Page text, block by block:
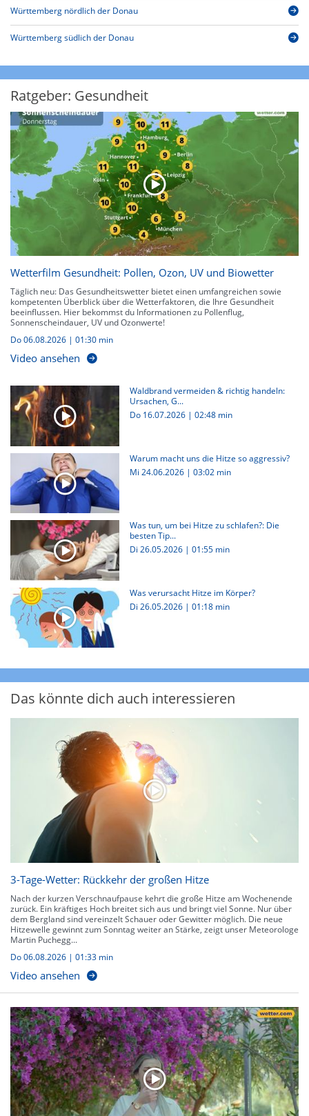
Württemberg nördlich der Donau
Württemberg südlich der Donau
Ratgeber: Gesundheit
Wetterfilm Gesundheit: Pollen, Ozon, UV und Biowetter
Täglich neu: Das Gesundheitswetter bietet einen umfangreichen sowie
kompetenten Überblick über die Wetterfaktoren, die Ihre Gesundheit
beeinflussen. Hier bekommst du Informationen zu Pollenflug,
Sonnenscheindauer, UV und Ozonwerte!
Do 06.08.2026 | 01:30 min
Video ansehen
Waldbrand vermeiden & richtig handeln:
Ursachen, G...
Do 16.07.2026 |02:48 min
Warum macht uns die Hitze so aggressiv?
Mi 24.06.2026 |03:02 min
Was tun, um bei Hitze zu schlafen?: Die
besten Tip...
Di 26.05.2026 |01:55 min
Was verursacht Hitze im Körper?
Di 26.05.2026 |01:18 min
Das könnte dich auch interessieren
3-Tage-Wetter: Rückkehr der großen Hitze
Nach der kurzen Verschnaufpause kehrt die große Hitze am Wochenende
zurück. Ein kräftiges Hoch breitet sich aus und bringt viel Sonne. Nur über
dem Bergland sind vereinzelt Schauer oder Gewitter möglich. Die neue
Hitzewelle gewinnt zum Sonntag weiter an Stärke, zeigt unser Meteorologe
Martin Puchegg...
Do 06.08.2026 | 01:33 min
Video ansehen